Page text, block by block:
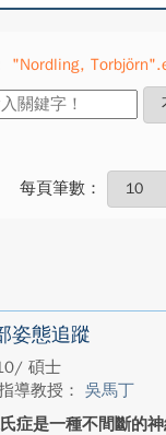
"Nordling,
每頁筆數：
姿態追蹤
碩士
導教授： 吳馬丁
症是一種不間斷的